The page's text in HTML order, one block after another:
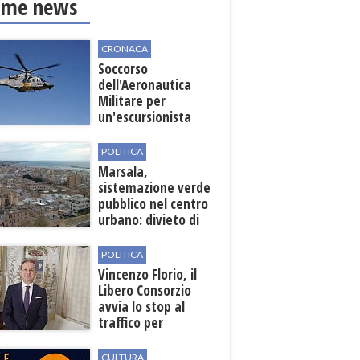
news
CRONACA
Soccorso
dell'Aeronautica
Militare per
un'escursionista
dello Zingaro
POLITICA
Marsala,
sistemazione verde
pubblico nel centro
urbano: divieto di
interessate
POLITICA
Vincenzo Florio, il
Libero Consorzio
avvia lo stop al
traffico per
stazione
CULTURA